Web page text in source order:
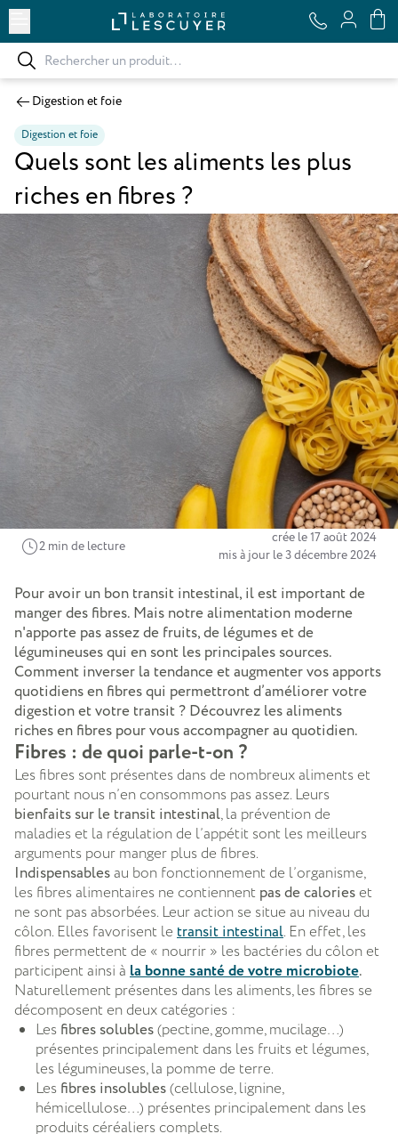
Digestion et foie
Digestion et foie
Quels sont les aliments les plus
riches en fibres ?
2 min de lecture
crée le 17 août 2024
mis à jour le 3 décembre 2024
Pour avoir un bon transit intestinal, il est important de
manger des fibres. Mais notre alimentation moderne
n'apporte pas assez de fruits, de légumes et de
légumineuses qui en sont les principales sources.
Comment inverser la tendance et augmenter vos apports
quotidiens en fibres qui permettront d’améliorer votre
digestion et votre transit ? Découvrez les aliments
riches en fibres pour vous accompagner au quotidien.
Fibres : de quoi parle-t-on ?
Les fibres sont présentes dans de nombreux aliments et
pourtant nous n’en consommons pas assez. Leurs
bienfaits sur le transit intestinal, la prévention de
maladies et la régulation de l’appétit sont les meilleurs
arguments pour manger plus de fibres.
Indispensablesau bon fonctionnement de l’organisme,
les fibres alimentaires ne contiennent pas de calorieset
ne sont pas absorbées. Leur action se situe au niveau du
côlon. Elles favorisent le transit intestinal. En effet, les
fibres permettent de « nourrir » les bactéries du côlon et
participent ainsi à la bonne santé de votre microbiote.
Naturellement présentes dans les aliments, les fibres se
décomposent en deux catégories :
Les fibres solubles(pectine, gomme, mucilage…)
présentes principalement dans les fruits et légumes,
les légumineuses, la pomme de terre.
Les fibres insolubles(cellulose, lignine,
hémicellulose…) présentes principalement dans les
produits céréaliers complets.